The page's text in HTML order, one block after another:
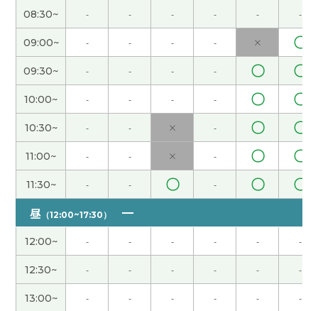
我對昨天的事感到抱歉 cc room停了一半 期待再次
與您合作 謝謝( 50代 女性 )
谢谢您～！^_^
谢谢老师～😊 下次见！ ( 女性 )
谢谢您～！下次见！
谢谢。下次见吧。 ( 男性 )
谢谢您～！
谢谢老师～😊 下次见！( 女性 )
谢谢。下次见吧。 ( 男性 )
08:30~ - - - - - -
09:00~ - - - - × 〇
09:30~ - - - - 〇 〇
10:00~ - - - - 〇 〇
10:30~ - - × - 〇 〇
11:00~ - - × - 〇 〇
11:30~ - - 〇 - 〇
〇
昼 （12:00~17:30）
12:00~ - - - - - -
12:30~ - - - - - -
13:00~ - - - - - -